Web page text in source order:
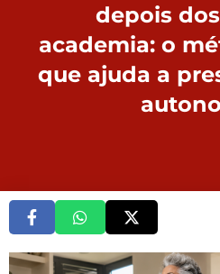
depois
academia: o
que ajuda a